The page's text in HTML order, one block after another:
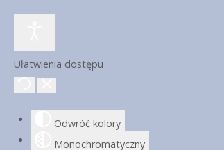
Ułatwienia dostępu
Odwróć kolory
Monochromatyczny